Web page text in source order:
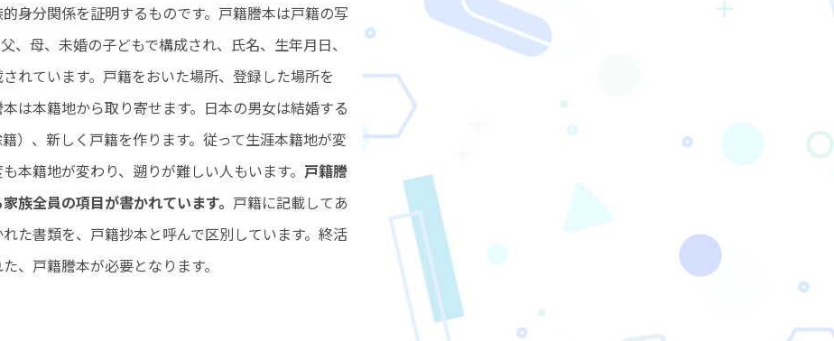
身分関係を証明するものです。戸籍謄本は戸籍の写
、母、未婚の子どもで構成され、氏名、生年月日、
れています。戸籍をおいた場所、登録した場所を
本は本籍地から取り寄せます。日本の男女は結婚する
）、新しく戸籍を作ります。従って生涯本籍地が変
本籍地が変わり、遡りが難しい人もいます。 戸籍謄
族全員の項目が書かれています。 戸籍に記載してあ
た書類を、戸籍抄本と呼んで区別しています。終活
、戸籍謄本が必要となります。